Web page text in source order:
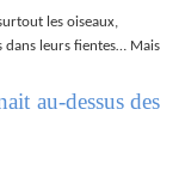
les oiseaux,
dans leurs fientes… Mais
au-dessus des